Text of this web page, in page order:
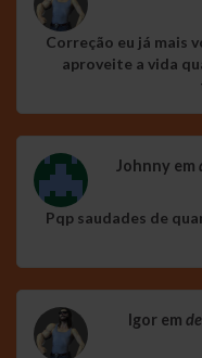
Correção eu já mais
aproveite a vida
Johnny em
Pqp saudades de
Igor em